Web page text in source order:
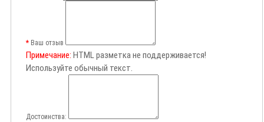
Ваш отзыв
Примечание: HTML разметка не поддерживается!
Используйте обычный текст.
Достоинства: